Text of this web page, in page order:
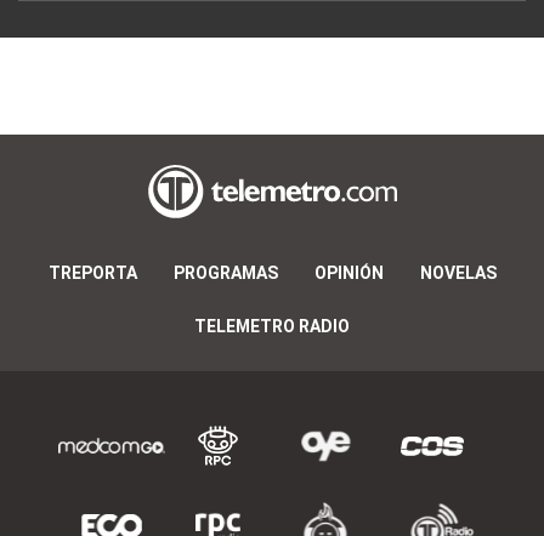
TREPORTA PROGRAMAS OPINIÓN NOVELAS
TELEMETRO RADIO